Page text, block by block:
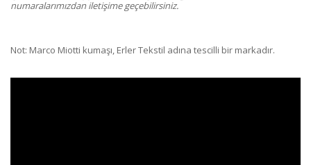
numaralarımızdan iletişime geçebilirsiniz.
Not: Marco Miotti kumaşı, Erler Tekstil adına tescilli bir markadır.